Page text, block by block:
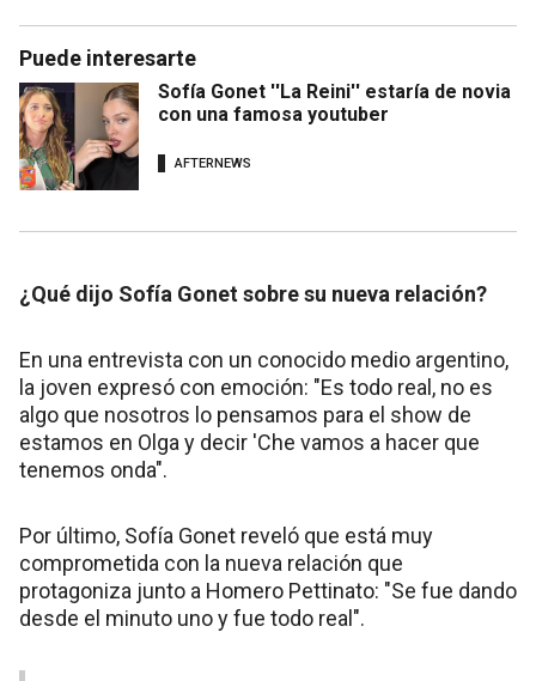
Puede interesarte
Sofía Gonet ''La Reini'' estaría de novia
con una famosa youtuber
AFTERNEWS
¿Qué dijo Sofía Gonet sobre su nueva relación?
En una entrevista con un conocido medio argentino,
la joven expresó con emoción: "Es todo real, no es
algo que nosotros lo pensamos para el show de
estamos en Olga y decir 'Che vamos a hacer que
tenemos onda".
Por último, Sofía Gonet reveló que está muy
comprometida con la nueva relación que
protagoniza junto a Homero Pettinato: "Se fue dando
desde el minuto uno y fue todo real".